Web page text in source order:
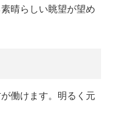
晴らしい眺望が望め
働けます。明るく元